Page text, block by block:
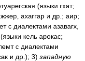
(языки гхат;
ахаггар и др.; аир;
с диалектами азавагх,
кель арокас;
с диалектами
и др.); 3) западную